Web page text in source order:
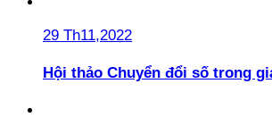
29 Th11,2022
Hội thảo Chuyển đổi số trong